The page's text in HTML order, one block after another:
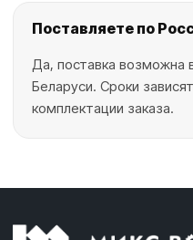
Поставляете по
Да, поставка возможна
Беларуси. Сроки
комплектации заказа.